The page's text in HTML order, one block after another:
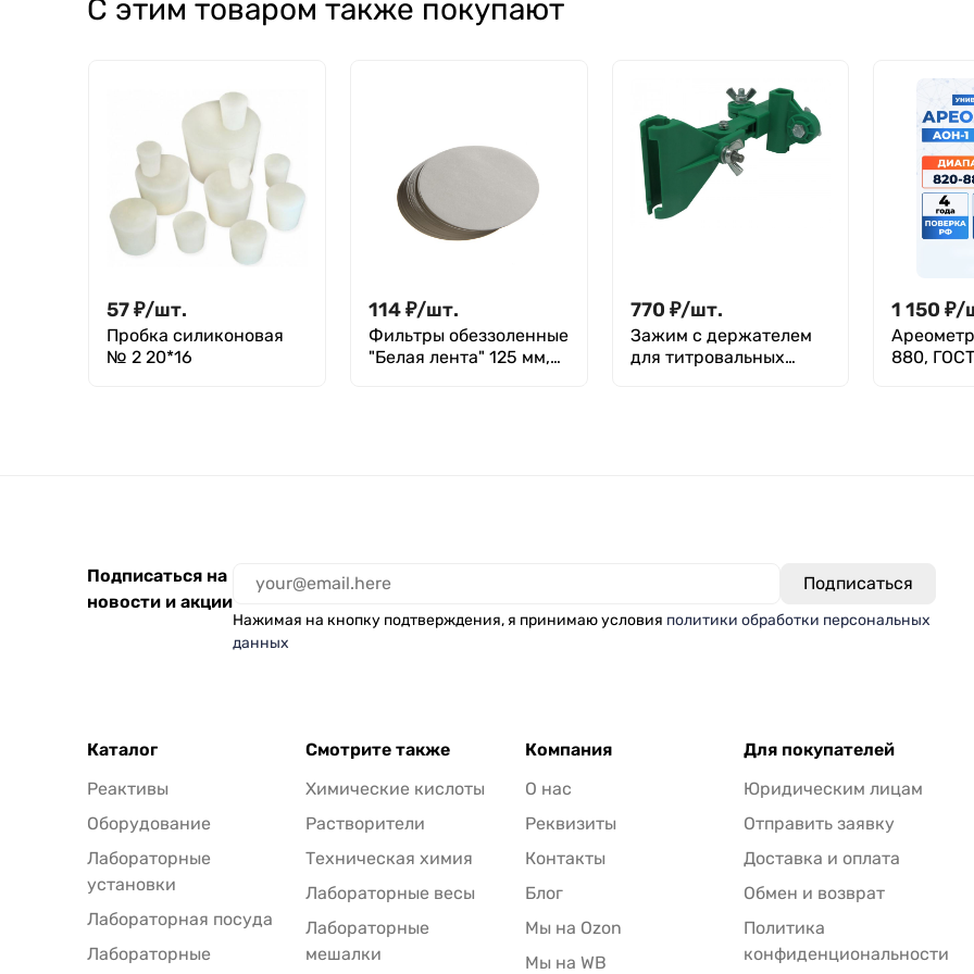
19/26, муфты
24/29, муфты
С этим товаром также покупают
57₽/шт.
Пробка силиконовая
№ 2 20*16
114₽/шт.
Фильтры обеззоленные
"Белая лента" 125 мм,
770 ₽/шт.
Зажим с держателем
для титровальных
1 150 ₽/
880,
Подписаться на
новости и акции
Нажимая на кнопку подтверждения, я принимаю условия политики обработки персональных
данных
Каталог
Реактивы
Оборудование
Лабораторные
установки
Лабораторная посуда
Лабораторные
Смотрите также
Химические кислоты
Растворители
Техническая химия
Лабораторные весы
Лабораторные
мешалки
Компания
О нас
Реквизиты
Контакты
Блог
Мы на Ozon
Мы на WB
Для покупателей
Юридическим лицам
Отправить заявку
Доставка и оплата
Обмен и возврат
Политика
конфиденциональности